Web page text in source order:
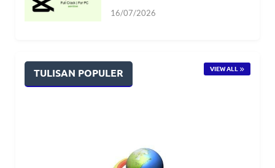
16/07/2026
TULISAN POPULER VIEW ALL